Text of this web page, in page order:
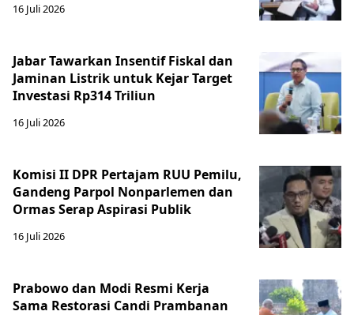
16 Juli 2026
Jabar Tawarkan Insentif Fiskal dan
Jaminan Listrik untuk Kejar Target
Investasi Rp314 Triliun
16 Juli 2026
Komisi II DPR Pertajam RUU Pemilu,
Gandeng Parpol Nonparlemen dan
Ormas Serap Aspirasi Publik
16 Juli 2026
Prabowo dan Modi Resmi Kerja
Sama Restorasi Candi Prambanan